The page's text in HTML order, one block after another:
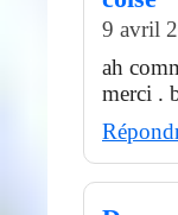
9 avril
ah
merci .